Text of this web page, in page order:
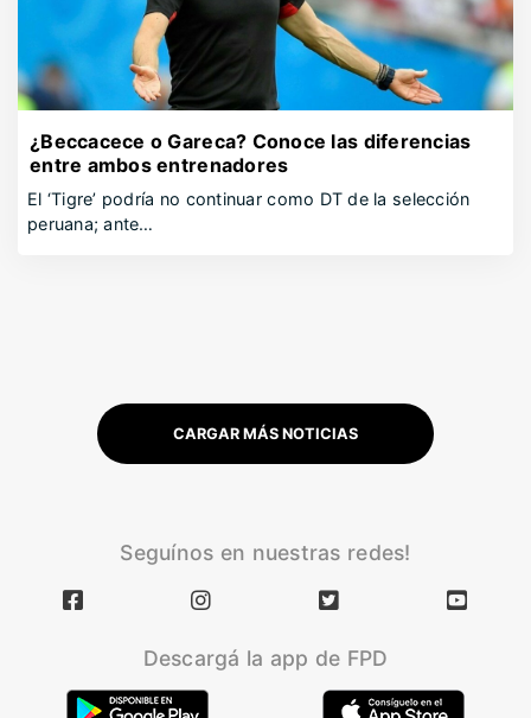
¿Beccacece o Gareca? Conoce las diferencias
entre ambos entrenadores
El ‘Tigre’ podría no continuar como DT de la selección
peruana; ante…
CARGAR MÁS NOTICIAS
Seguínos en nuestras redes!
Descargá la app de FPD